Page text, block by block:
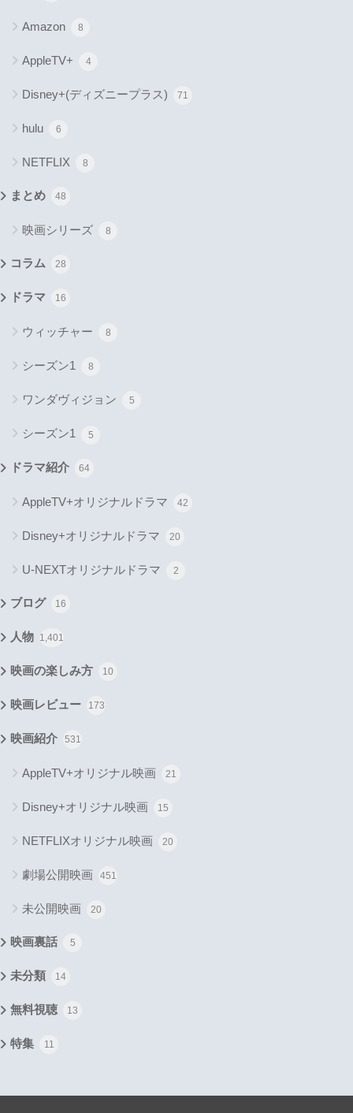
Amazon 8
AppleTV+ 4
Disney+(ディズニープラス) 71
hulu 6
NETFLIX 8
まとめ 48
映画シリーズ 8
コラム 28
ドラマ 16
ウィッチャー 8
シーズン1 8
ワンダヴィジョン 5
シーズン1 5
ドラマ紹介 64
AppleTV+オリジナルドラマ 42
Disney+オリジナルドラマ 20
U-NEXTオリジナルドラマ 2
ブログ 16
人物 1,401
映画の楽しみ方 10
映画レビュー 173
映画紹介 531
AppleTV+オリジナル映画 21
Disney+オリジナル映画 15
NETFLIXオリジナル映画 20
劇場公開映画 451
未公開映画 20
映画裏話 5
未分類 14
無料視聴 13
特集 11